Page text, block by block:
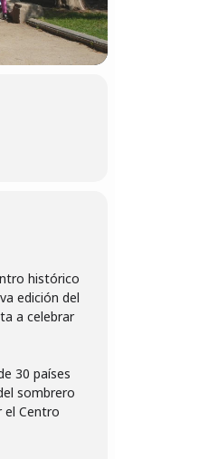
histórico
edición del
a celebrar
30 países
sombrero
el Centro